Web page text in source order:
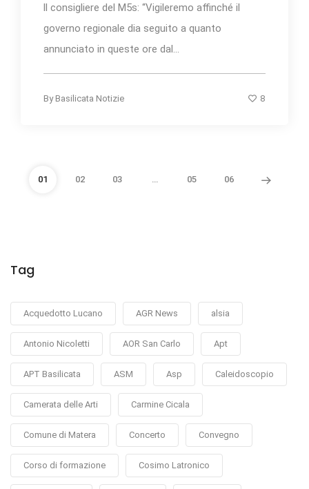
ll consigliere del M5s: “Vigileremo affinché il
governo regionale dia seguito a quanto
annunciato in queste ore dal...
By Basilicata Notizie 8
01 02 03 … 05 06
Tag
Acquedotto Lucano AGR News alsia
Antonio Nicoletti AOR San Carlo Apt
APT Basilicata ASM Asp Caleidoscopio
Camerata delle Arti Carmine Cicala
Comune di Matera Concerto Convegno
Corso di formazione Cosimo Latronico